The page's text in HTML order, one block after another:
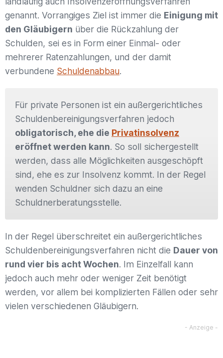
genannt. Vorrangiges Ziel ist immer die Einigung mit
den Gläubigern über die Rückzahlung der
Schulden, sei es in Form einer Einmal- oder
mehrerer Ratenzahlungen, und der damit
verbundene Schuldenabbau.
Für private Personen ist ein außergerichtliches
Schuldenbereinigungsverfahren jedoch
obligatorisch, ehe die Privatinsolvenz
eröffnet werden kann. So soll sichergestellt
werden, dass alle Möglichkeiten ausgeschöpft
sind, ehe es zur Insolvenz kommt. In der Regel
wenden Schuldner sich dazu an eine
Schuldnerberatungsstelle.
In der Regel überschreitet ein außergerichtliches
Schuldenbereinigungsverfahren nicht die Dauer von
rund vier bis acht Wochen. Im Einzelfall kann
jedoch auch mehr oder weniger Zeit benötigt
werden, vor allem bei komplizierten Fällen oder sehr
vielen verschiedenen Gläubigern.